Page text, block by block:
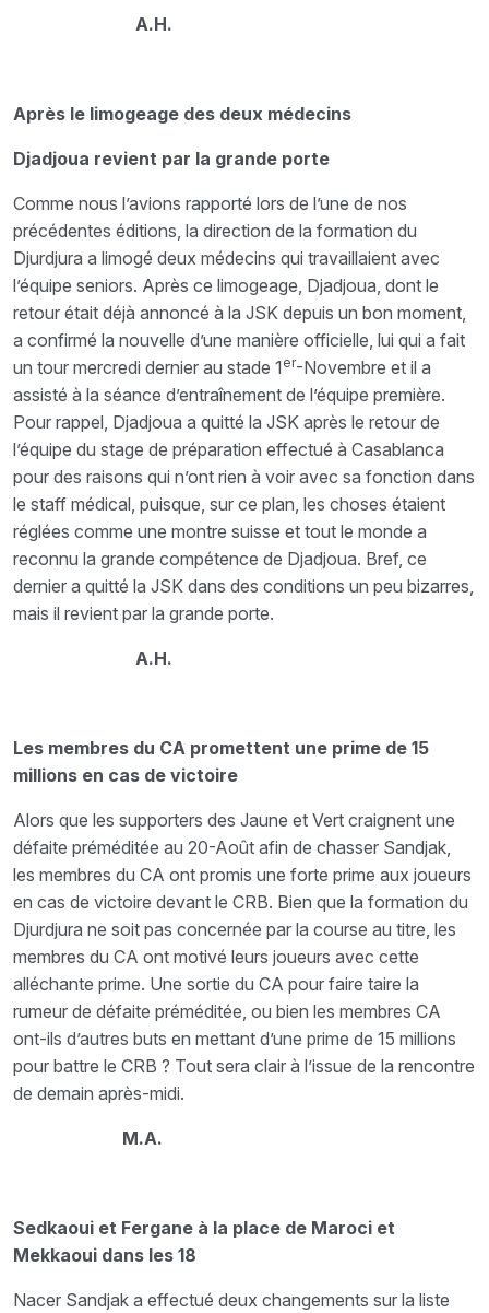
A.H.
Après le limogeage des deux médecins
Djadjoua revient par la grande porte
Comme nous l’avions rapporté lors de l’une de nos
précédentes éditions, la direction de la formation du
Djurdjura a limogé deux médecins qui travaillaient avec
l’équipe seniors. Après ce limogeage, Djadjoua, dont le
retour était déjà annoncé à la JSK depuis un bon moment,
a confirmé la nouvelle d’une manière officielle, lui qui a fait
un tour mercredi dernier au stade 1 er-Novembre et il a
assisté à la séance d’entraînement de l’équipe première.
Pour rappel, Djadjoua a quitté la JSK après le retour de
l’équipe du stage de préparation effectué à Casablanca
pour des raisons qui n’ont rien à voir avec sa fonction dans
le staff médical, puisque, sur ce plan, les choses étaient
réglées comme une montre suisse et tout le monde a
reconnu la grande compétence de Djadjoua. Bref, ce
dernier a quitté la JSK dans des conditions un peu bizarres,
mais il revient par la grande porte.
A.H.
Les membres du CA promettent une prime de 15
millions en cas de victoire
Alors que les supporters des Jaune et Vert craignent une
défaite préméditée au 20-Août afin de chasser Sandjak,
les membres du CA ont promis une forte prime aux joueurs
en cas de victoire devant le CRB. Bien que la formation du
Djurdjura ne soit pas concernée par la course au titre, les
membres du CA ont motivé leurs joueurs avec cette
alléchante prime. Une sortie du CA pour faire taire la
rumeur de défaite préméditée, ou bien les membres CA
ont-ils d’autres buts en mettant d’une prime de 15 millions
pour battre le CRB ? Tout sera clair à l’issue de la rencontre
de demain après-midi.
M.A.
Sedkaoui et Fergane à la place de Maroci et
Mekkaoui dans les 18
Nacer Sandjak a effectué deux changements sur la liste